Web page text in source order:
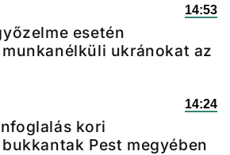
14:53
esetén
ukránokat az
14:24
kori
Pest megyében